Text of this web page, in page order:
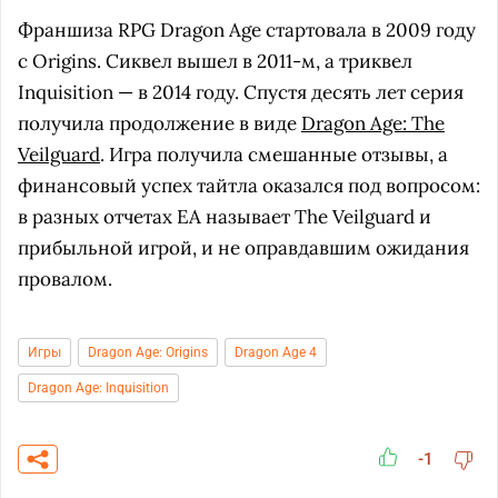
Франшиза RPG Dragon Age стартовала в 2009 году
с Origins. Сиквел вышел в 2011-м, а триквел
Inquisition — в 2014 году. Спустя десять лет серия
получила продолжение в виде Dragon Age: The
Veilguard. Игра получила смешанные отзывы, а
финансовый успех тайтла оказался под вопросом:
в разных отчетах EA называет The Veilguard и
прибыльной игрой, и не оправдавшим ожидания
провалом.
Игры Dragon Age: Origins Dragon Age 4
Dragon Age: Inquisition
-1